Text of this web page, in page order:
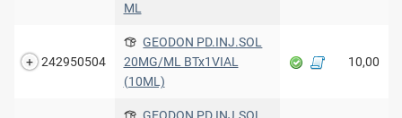
ML
242950504
GEODON PD.INJ.SOL
20MG/ML BTx1VIAL
(10ML)
10,00